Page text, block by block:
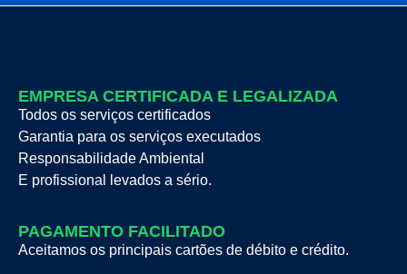
EMPRESA CERTIFICADA E LEGALIZADA
Todos os serviços certificados
Garantia para os serviços executados
Responsabilidade Ambiental
E profissional levados a sério.
PAGAMENTO FACILITADO
Aceitamos os principais cartões de débito e crédito.